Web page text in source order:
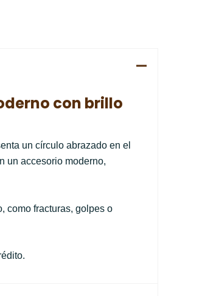
con brillo
un círculo abrazado en el
un accesorio moderno,
como fracturas, golpes o